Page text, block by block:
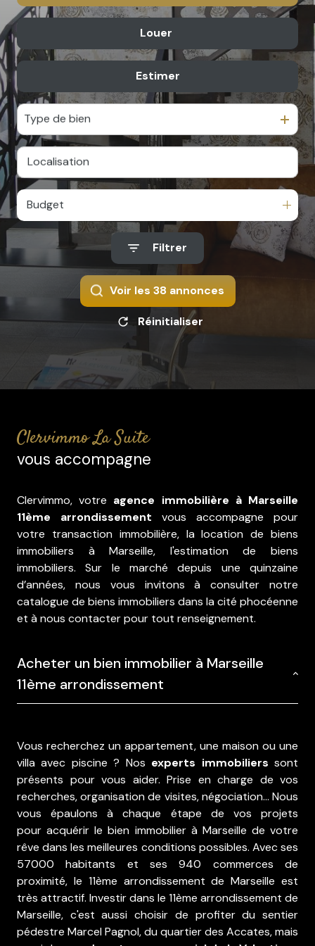
rénovation
Du neuf
Louer
De l'immo pro
Estimer
Type de bien
Budget
Filtrer
Voir les 38annonces
Réinitialiser
Clervimmo La Suite
vous accompagne
Clervimmo, votre agence immobilière à Marseille
11ème arrondissement vous accompagne pour
votre transaction immobilière, la location de biens
immobiliers à Marseille, l'estimation de biens
immobiliers. Sur le marché depuis une quinzaine
d’années, nous vous invitons à consulter notre
catalogue de biens immobiliers dans la cité phocéenne
et à nous contacter pour tout renseignement.
Acheter un bien immobilier à Marseille
11ème arrondissement
Vous recherchez un appartement, une maison ou une
villa avec piscine ? Nos experts immobiliers sont
présents pour vous aider. Prise en charge de vos
recherches, organisation de visites, négociation… Nous
vous épaulons à chaque étape de vos projets
pouracquérir le bien immobilier à Marseille de votre
rêve dans les meilleures conditions possibles. Avec ses
57000 habitants et ses 940 commerces de
proximité, le 11ème arrondissement de Marseille est
très attractif. Investir dans le 11ème arrondissement de
Marseille, c'est aussi choisir de profiter du sentier
pédestre Marcel Pagnol, du quartier des Accates, mais